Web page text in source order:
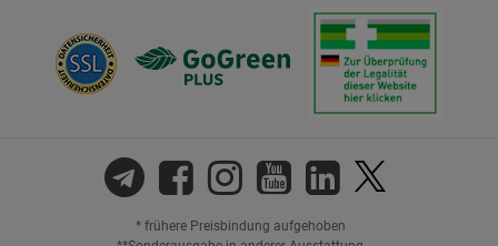
* frühere Preisbindung aufgehoben